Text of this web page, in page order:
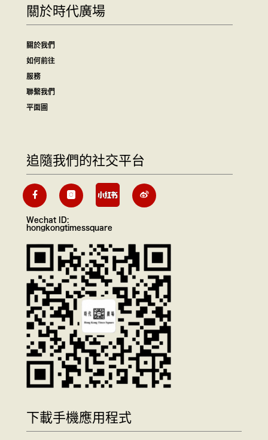
關於時代廣場
關於我們
如何前往
服務
聯繫我們
平面圖
追隨我們的社交平台
Wechat ID:
hongkongtimessquare
下載手機應用程式